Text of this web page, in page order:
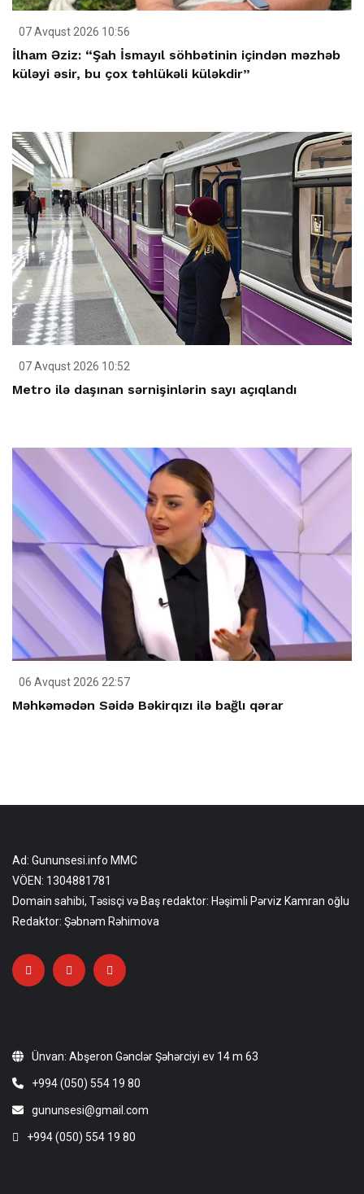
07 Avqust 2026 10:56
İlham Əziz: “Şah İsmayıl söhbətinin içindən məzhəb
küləyi əsir, bu çox təhlükəli küləkdir”
07 Avqust 2026 10:52
Metro ilə daşınan sərnişinlərin sayı açıqlandı
06 Avqust 2026 22:57
Məhkəmədən Səidə Bəkirqızı ilə bağlı qərar
Ad: Gununsesi.info MMC
VÖEN: 1304881781
Domain sahibi, Təsisçi və Baş redaktor: Həşimli Pərviz Kamran oğlu
Redaktor: Şəbnəm Rəhimova
Ünvan: Abşeron Gənclər Şəhərciyi ev 14 m 63
+994 (050) 554 19 80
gununsesi@gmail.com
+994 (050) 554 19 80